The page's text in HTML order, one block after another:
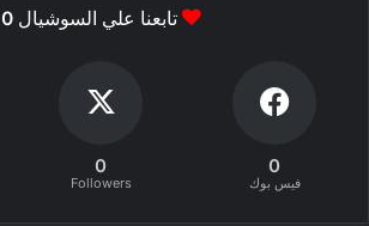
تابعنا علي السوشيال0
0
فيس بوك
0
Followers